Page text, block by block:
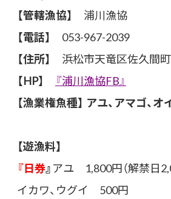
【管轄漁協】
浦川漁協
【電話】
053-967-2039
【住所】
浜松市天竜区佐久間
【HP】
『浦川漁協FB』
【漁業権魚種】 アユ、アマゴ、オ
【遊漁料】
『日券』アユ 1,800円（解禁日
イカワ、ウグイ 500円